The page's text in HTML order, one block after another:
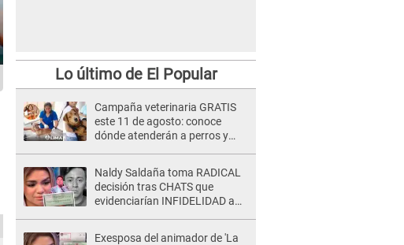
Lo último de El Popular
Campaña veterinaria GRATIS
este 11 de agosto: conoce
dónde atenderán a perros y
Naldy Saldaña toma RADICAL
decisión tras CHATS que
evidenciarían INFIDELIDAD a
Exesposa del animador de 'La